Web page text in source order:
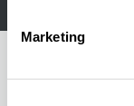
Marketing